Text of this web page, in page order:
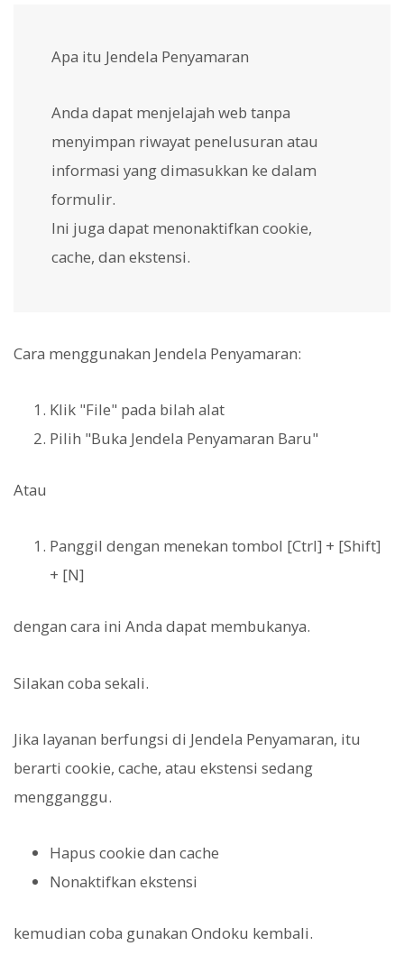
Apa itu Jendela Penyamaran
Anda dapat menjelajah web tanpa
menyimpan riwayat penelusuran atau
informasi yang dimasukkan ke dalam
formulir.
Ini juga dapat menonaktifkan cookie,
cache, dan ekstensi.
Cara menggunakan Jendela Penyamaran:
Klik "File" pada bilah alat
Pilih "Buka Jendela Penyamaran Baru"
Atau
Panggil dengan menekan tombol [Ctrl] + [Shift]
+ [N]
dengan cara ini Anda dapat membukanya.
Silakan coba sekali.
Jika layanan berfungsi di Jendela Penyamaran, itu
berarti cookie, cache, atau ekstensi sedang
mengganggu.
Hapus cookie dan cache
Nonaktifkan ekstensi
kemudian coba gunakan Ondoku kembali.